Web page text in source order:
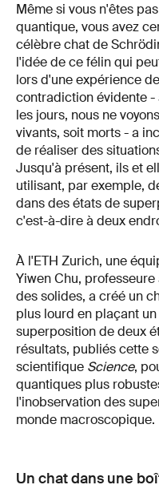
Même si vous n'êtes
quantique, vous avez
célèbre chat de
l'idée de ce félin qui
lors d'une expérience
contradiction évidente -
les jours, nous ne
vivants, soit morts - a
de réaliser des
Jusqu'à présent, ils et
utilisant, par exemple,
dans des états de
c'est-à-dire à deux
À l'ETH Zurich, une
Yiwen Chu,
des solides, a créé un
plus lourd en plaçant
superposition de deux
résultats, publiés cette
scientifique Science,
quantiques plus
l'inobservation des
monde macroscopique.
Un chat dans une